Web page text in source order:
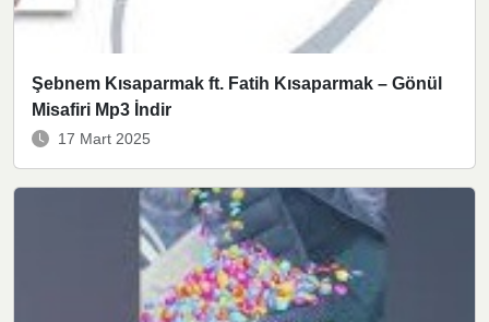
Şebnem Kısaparmak ft. Fatih Kısaparmak – Gönül
Misafiri Mp3 İndir
17 Mart 2025